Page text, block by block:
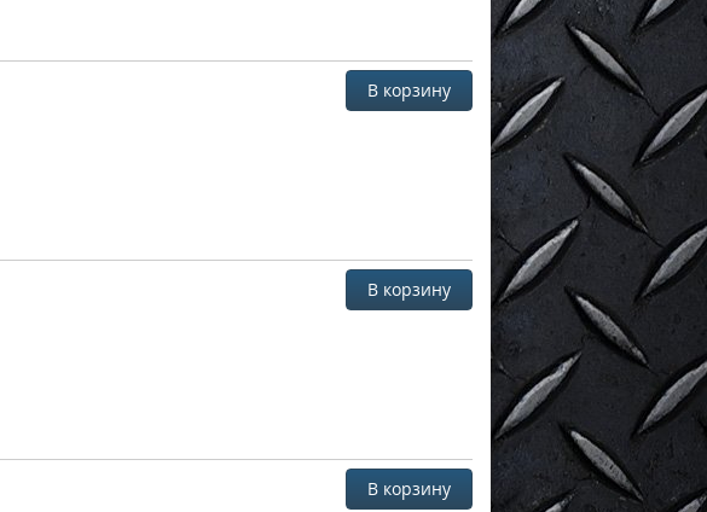
В корзину
В корзину
В корзину